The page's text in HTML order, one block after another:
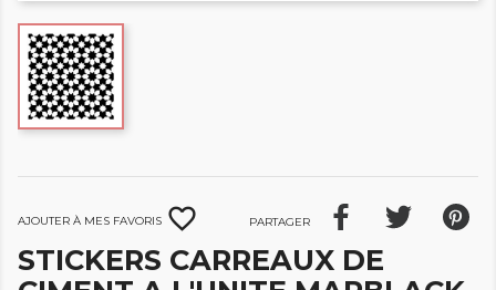
Ajouter à mes favoris favorite_border Partager
STICKERS CARREAUX DE